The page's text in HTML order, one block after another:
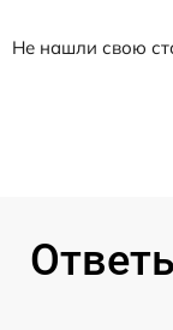
Не нашли свою